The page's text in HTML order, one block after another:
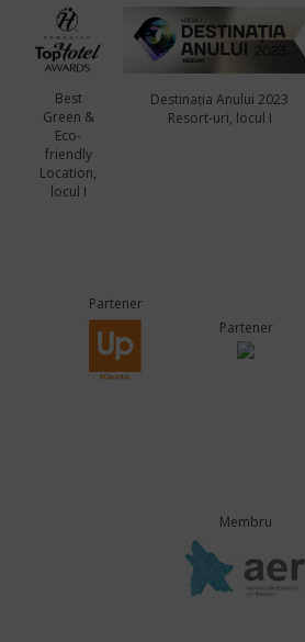
Best
Green &
Eco-
friendly
Location,
locul I
Destinația Anului 2023
Resort-uri, locul I
Partener
Partener
Membru